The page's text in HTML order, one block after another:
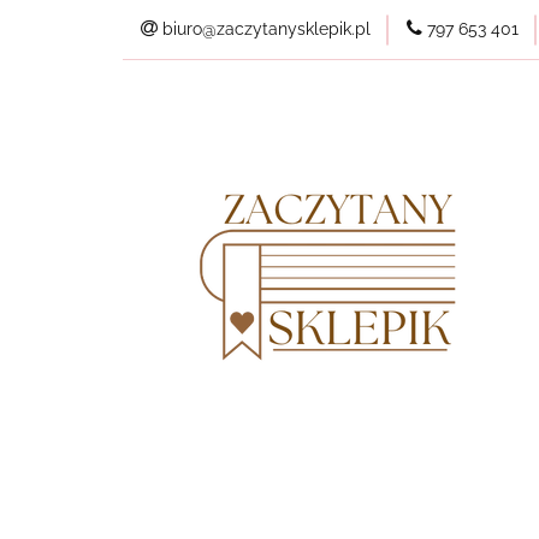
biuro@zaczytanysklepik.pl 797 653 401
Kategorie